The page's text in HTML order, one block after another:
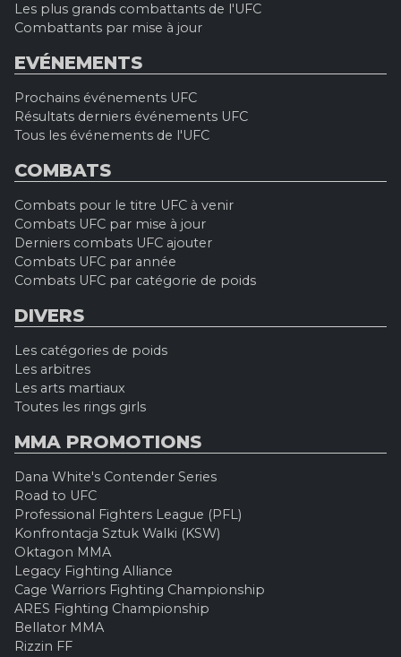
Les plus grands combattants de l'UFC
Combattants par mise à jour
EVÉNEMENTS
Prochains événements UFC
Résultats derniers événements UFC
Tous les événements de l'UFC
COMBATS
Combats pour le titre UFC à venir
Combats UFC par mise à jour
Derniers combats UFC ajouter
Combats UFC par année
Combats UFC par catégorie de poids
DIVERS
Les catégories de poids
Les arbitres
Les arts martiaux
Toutes les rings girls
MMA PROMOTIONS
Dana White's Contender Series
Road to UFC
Professional Fighters League (PFL)
Konfrontacja Sztuk Walki (KSW)
Oktagon MMA
Legacy Fighting Alliance
Cage Warriors Fighting Championship
ARES Fighting Championship
Bellator MMA
Rizzin FF